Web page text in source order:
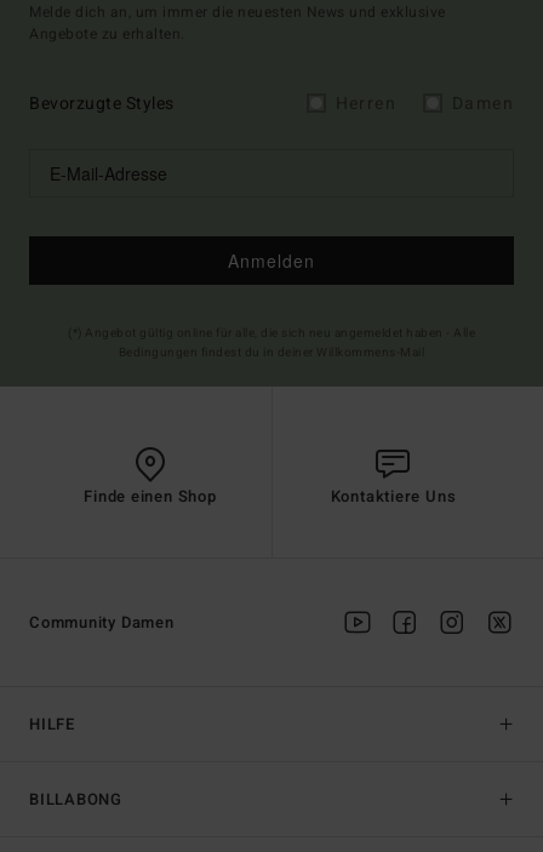
Melde dich an, um immer die neuesten News und exklusive
Angebote zu erhalten.
Bevorzugte Styles
Anmelden
Finde einen Shop Kontaktiere Uns
HILFE
BILLABONG
Community Damen